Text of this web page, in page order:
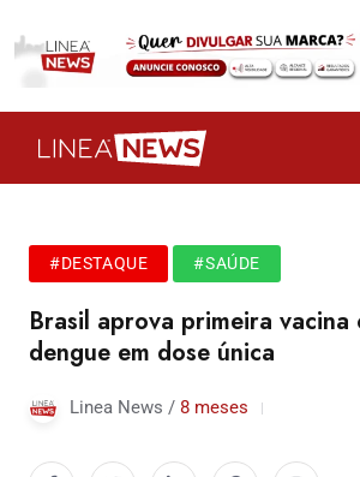
#DESTAQUE #SAÚDE
Brasil aprova primeira vacina
dengue em dose única
Linea News / 8 meses